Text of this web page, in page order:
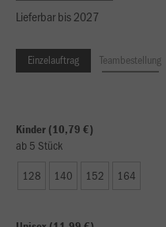
Lieferbar bis 2027
Einzelauftrag Teambestellung
Kinder (10,79 €)
ab 5 Stück
128
140 152 164